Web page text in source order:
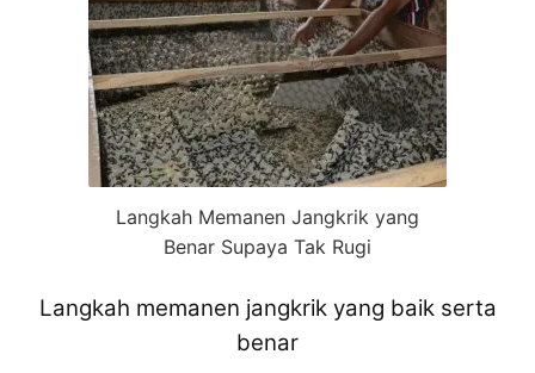
Langkah Memanen Jangkrik yang
Benar Supaya Tak Rugi
Langkah memanen jangkrik yang baik serta
benar